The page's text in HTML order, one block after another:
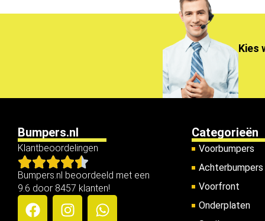
Kies
Bumpers.nl
Klantbeoordelingen
Bumpers.nl beoordeeld met een
9.6 door 8457 klanten!
Categorieën
Voorbumpers
Achterbumpers
Voorfront
Onderplaten